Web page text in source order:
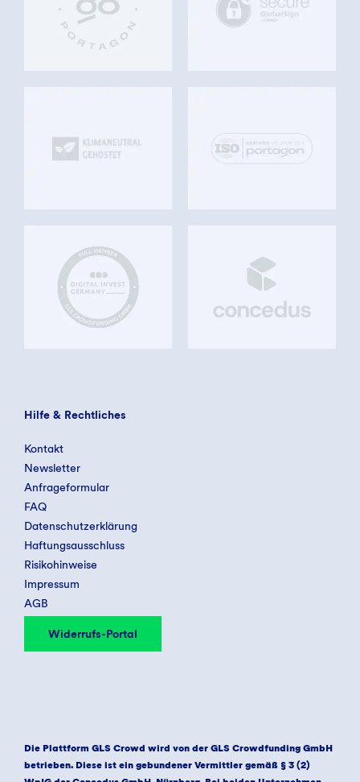
Hilfe & Rechtliches
Kontakt
Newsletter
Anfrageformular
FAQ
Datenschutzerklärung
Haftungsausschluss
Risikohinweise
Impressum
AGB
Widerrufs-Portal
Die Plattform GLS Crowd wird von der GLS Crowdfunding GmbH
betrieben. Diese ist ein gebundener Vermittler gemäß § 3 (2)